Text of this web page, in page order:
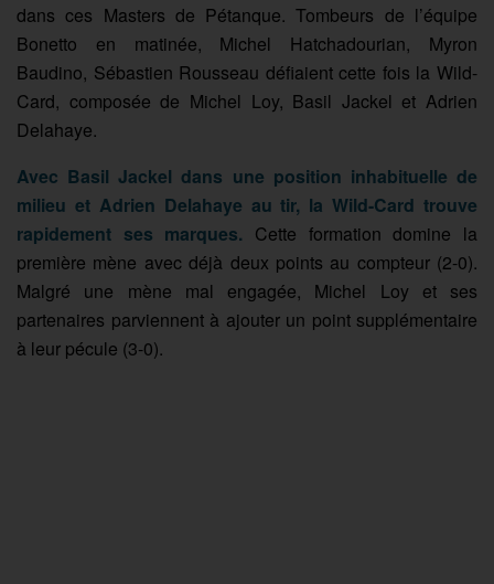
dans ces Masters de Pétanque. Tombeurs de l’équipe
Bonetto en matinée, Michel Hatchadourian, Myron
Baudino, Sébastien Rousseau défiaient cette fois la Wild-
Card, composée de Michel Loy, Basil Jackel et Adrien
Delahaye.
Avec Basil Jackel dans une position inhabituelle de
milieu et Adrien Delahaye au tir, la Wild-Card trouve
rapidement ses marques. Cette formation domine la
première mène avec déjà deux points au compteur (2-0).
Malgré une mène mal engagée, Michel Loy et ses
partenaires parviennent à ajouter un point supplémentaire
à leur pécule (3-0).